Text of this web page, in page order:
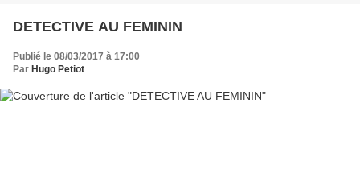
DETECTIVE AU FEMININ
Publié le 08/03/2017 à 17:00
Par Hugo Petiot